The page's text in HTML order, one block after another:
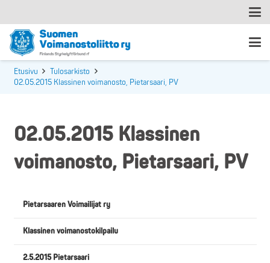
Etusivu
Tulosarkisto
02.05.2015 Klassinen voimanosto, Pietarsaari, PV
02.05.2015 Klassinen
voimanosto, Pietarsaari, PV
Pietarsaaren Voimailijat ry
Klassinen voimanostokilpailu
2.5.2015 Pietarsaari